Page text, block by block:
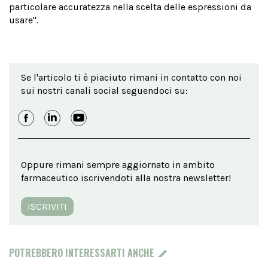
particolare accuratezza nella scelta delle espressioni da
usare".
Se l'articolo ti è piaciuto rimani in contatto con noi
sui nostri canali social seguendoci su:
Oppure rimani sempre aggiornato in ambito
farmaceutico iscrivendoti alla nostra newsletter!
ISCRIVITI
POTREBBERO INTERESSARTI ANCHE